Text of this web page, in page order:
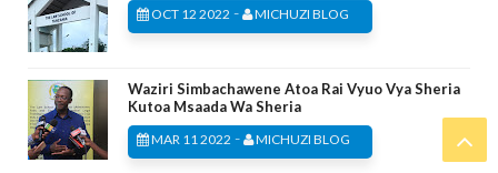
OCT 12 2022 - MICHUZI BLOG
Waziri Simbachawene Atoa Rai Vyuo Vya Sheria
Kutoa Msaada Wa Sheria
MAR 11 2022 - MICHUZI BLOG